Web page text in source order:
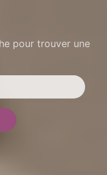
pour trouver une